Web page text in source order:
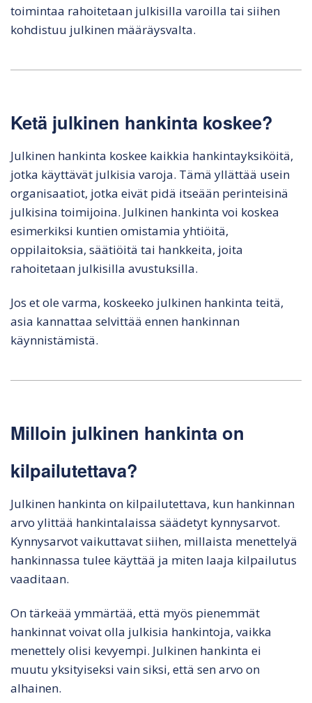
toimintaa rahoitetaan julkisilla varoilla tai siihen
kohdistuu julkinen määräysvalta.
Ketä julkinen hankinta koskee?
Julkinen hankinta koskee kaikkia hankintayksiköitä,
jotka käyttävät julkisia varoja. Tämä yllättää usein
organisaatiot, jotka eivät pidä itseään perinteisinä
julkisina toimijoina. Julkinen hankinta voi koskea
esimerkiksi kuntien omistamia yhtiöitä,
oppilaitoksia, säätiöitä tai hankkeita, joita
rahoitetaan julkisilla avustuksilla.
Jos et ole varma, koskeeko julkinen hankinta teitä,
asia kannattaa selvittää ennen hankinnan
käynnistämistä.
Milloin julkinen hankinta on
kilpailutettava?
Julkinen hankinta on kilpailutettava, kun hankinnan
arvo ylittää hankintalaissa säädetyt kynnysarvot.
Kynnysarvot vaikuttavat siihen, millaista menettelyä
hankinnassa tulee käyttää ja miten laaja kilpailutus
vaaditaan.
On tärkeää ymmärtää, että myös pienemmät
hankinnat voivat olla julkisia hankintoja, vaikka
menettely olisi kevyempi. Julkinen hankinta ei
muutu yksityiseksi vain siksi, että sen arvo on
alhainen.